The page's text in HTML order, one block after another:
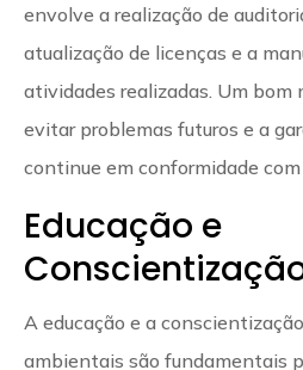
envolve a realização de
atualização de licenças e a
atividades realizadas. Um
evitar problemas futuros e a
continue em conformidade
Educação e
A educação e a
ambientais são fundamentais